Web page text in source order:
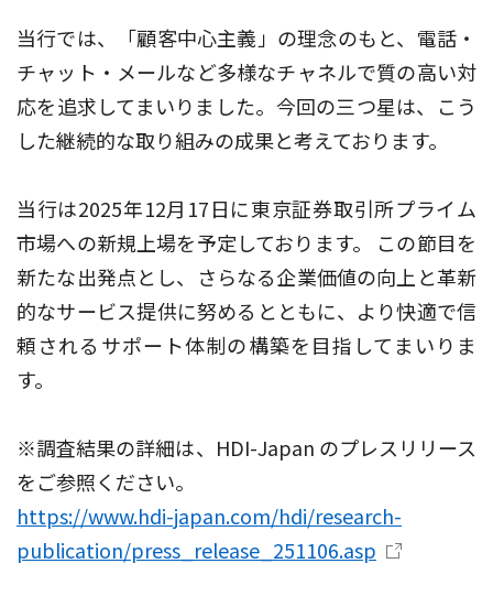
当行では、「顧客中心主義」の理念のもと、電話・
チャット・メールなど多様なチャネルで質の高い対
応を追求してまいりました。今回の三つ星は、こう
した継続的な取り組みの成果と考えております。
当行は2025年12月17日に東京証券取引所プライム
市場への新規上場を予定しております。 この節目を
新たな出発点とし、さらなる企業価値の向上と革新
的なサービス提供に努めるとともに、より快適で信
頼されるサポート体制の構築を目指してまいりま
す。
※調査結果の詳細は、HDI-Japan のプレスリリース
をご参照ください。
https://www.hdi-japan.com/hdi/research-
publication/press_release_251106.asp